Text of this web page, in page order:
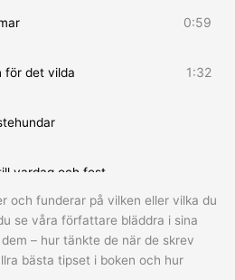
0:59
för det vilda 1:32
vardag och fest
med glädje
och funderar på vilken eller vilka du
se våra författare bläddra i sina
– hur tänkte de när de skrev
bästa tipset i boken och hur